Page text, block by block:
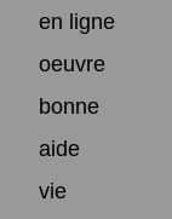
en ligne
oeuvre
bonne
aide
vie